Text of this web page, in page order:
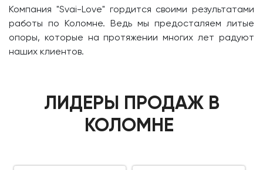
Компания "Svai-Love" гордится своими результатами
работы по Коломне. Ведь мы предосталяем литые
опоры, которые на протяжении многих лет радуют
наших клиентов.
ЛИДЕРЫ ПРОДАЖ В
КОЛОМНЕ